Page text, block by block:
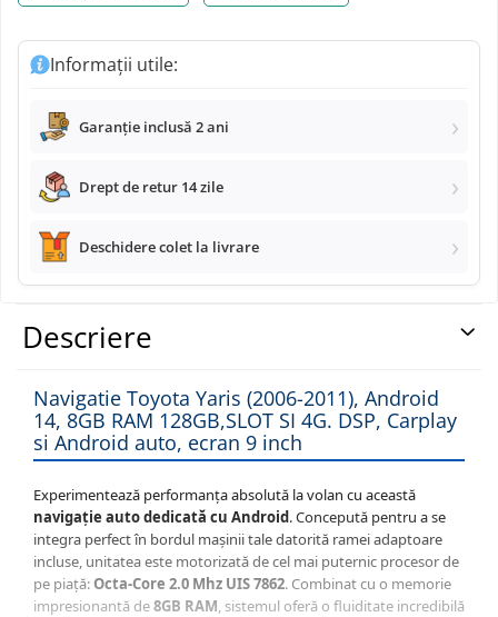
Navigatii Chevrolet
Navigatii Porsche
Navigatii Land Rover
Informații utile:
Garanție inclusă 2 ani
Drept de retur 14 zile
Deschidere colet la livrare
Descriere
Navigatie Toyota Yaris (2006-2011), Android
14, 8GB RAM 128GB,SLOT SI 4G. DSP, Carplay
si Android auto, ecran 9 inch
Experimentează performanța absolută la volan cu această
navigație auto dedicată cu Android. Concepută pentru a se
integra perfect în bordul mașinii tale datorită ramei adaptoare
incluse, unitatea este motorizată de cel mai puternic procesor de
pe piață:Octa-Core 2.0 Mhz UIS 7862. Combinat cu o memorie
impresionantă de8GB RAM, sistemul oferă o fluiditate incredibilă